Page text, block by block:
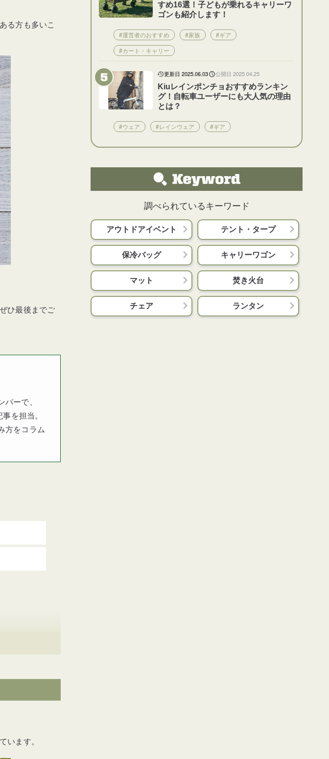
る方も多いこ
ひ最後までご
ーで、
を担当。
方をコラム
ます。
すめ16選！子どもが乗れるキャリーワ
ゴンも紹介します！
#運営者のおすすめ #家族
#ギア
#カート・キャリー
更新日 2025.06.03 公開日 2025.04.25
Kiuレインポンチョおすすめランキン
グ！自転車ユーザーにも大人気の理由
とは？
#ウェア #レインウェア #ギア
調べられているキーワード
アウトドアイベント テント・タープ
保冷バッグ キャリーワゴン
マット 焚き火台
チェア ランタン